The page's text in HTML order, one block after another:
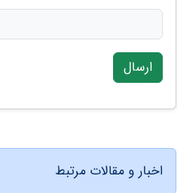
ارسال
اخبار و مقالات مرتبط